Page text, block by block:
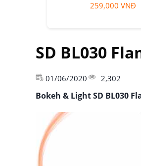
99,000 VNĐ
SD BL030
01/06/2020 2,302
Bokeh & Light SD BL030